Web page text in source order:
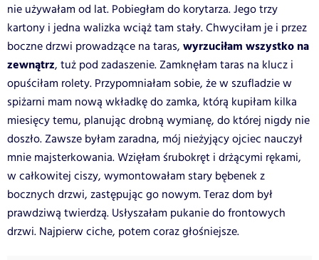
nie używałam od lat. Pobiegłam do korytarza. Jego trzy
kartony i jedna walizka wciąż tam stały. Chwyciłam je i przez
boczne drzwi prowadzące na taras, wyrzuciłam wszystko na
zewnątrz, tuż pod zadaszenie. Zamknęłam taras na klucz i
opuściłam rolety. Przypomniałam sobie, że w szufladzie w
spiżarni mam nową wkładkę do zamka, którą kupiłam kilka
miesięcy temu, planując drobną wymianę, do której nigdy nie
doszło. Zawsze byłam zaradna, mój nieżyjący ojciec nauczył
mnie majsterkowania. Wzięłam śrubokręt i drżącymi rękami,
w całkowitej ciszy, wymontowałam stary bębenek z
bocznych drzwi, zastępując go nowym. Teraz dom był
prawdziwą twierdzą. Usłyszałam pukanie do frontowych
drzwi. Najpierw ciche, potem coraz głośniejsze.